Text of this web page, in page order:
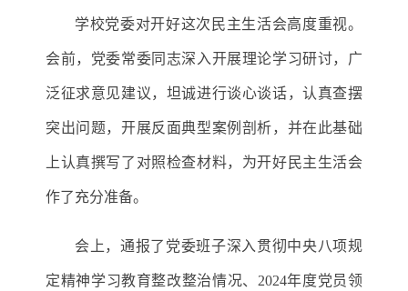
学校党委对开好这次民主生活会高度重视。
会前，党委常委同志深入开展理论学习研讨，广
泛征求意见建议，坦诚进行谈心谈话，认真查摆
突出问题，开展反面典型案例剖析， 并在此基础
上认真撰写了对照检查材料，为开好民主生活会
作了充分准备。
会上，通报了党委班子深入贯彻中央八项规
定精神学习教育整改整治情况、 2024年度党员领